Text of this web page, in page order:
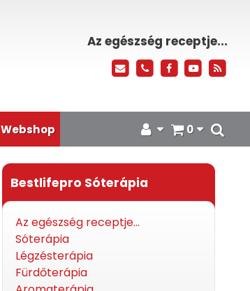
Az egészség receptje...
0
Webshop
Bestlifepro Sóterápia
Az egészség receptje...
Sóterápia
Légzésterápia
Fürdőterápia